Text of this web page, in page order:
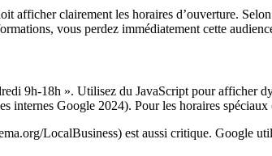
afficher clairement les horaires d’ouverture.
vous perdez immédiatement cette
9h-18h ». Utilisez du JavaScript pour afficher
internes Google 2024). Pour les horaires
LocalBusiness) est aussi critique. Google